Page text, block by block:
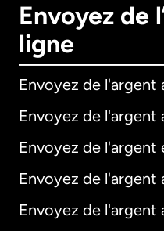
Envoyez de
ligne
Envoyez de l'argent
Envoyez de l'argent
Envoyez de l'argent
Envoyez de l'argent
Envoyez de l'argent